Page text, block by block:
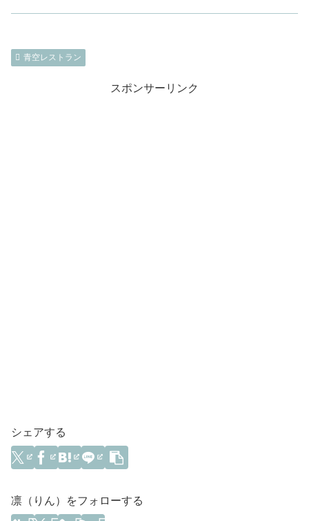
青空レストラン
スポンサーリンク
シェアする
凛（りん）をフォローする